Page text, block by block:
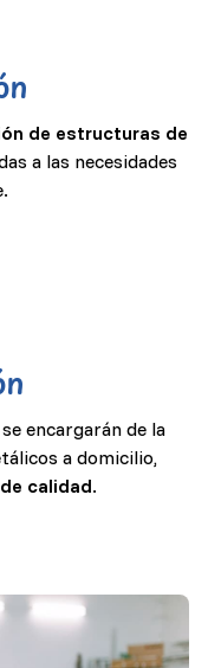
de estructuras de
a las necesidades
encargarán de la
a domicilio,
calidad.